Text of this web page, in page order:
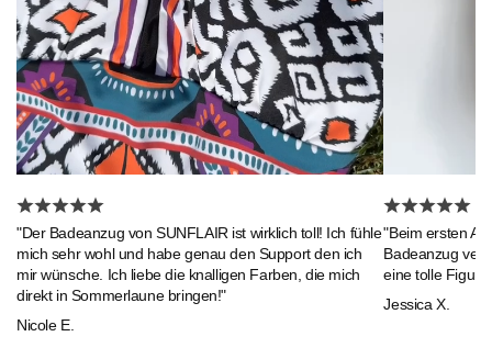
"Der Badeanzug von SUNFLAIR ist wirklich toll! Ich fühle
mich sehr wohl und habe genau den Support den ich
mir wünsche. Ich liebe die knalligen Farben, die mich
direkt in Sommerlaune bringen!"
Nicole E.
"Beim ersten
Badeanzug
eine tolle Figur."
Jessica X.